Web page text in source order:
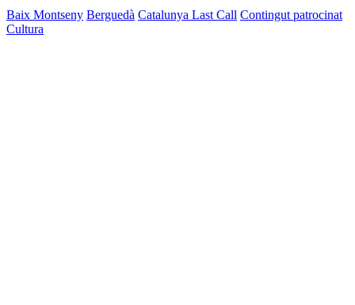
Baix Montseny Berguedà Catalunya Last Call Contingut patrocinat
Cultura